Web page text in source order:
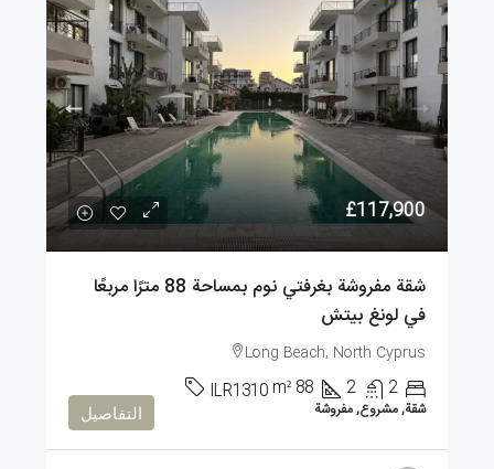
£117,900
شقة مفروشة بغرفتي نوم بمساحة 88 مترًا مربعًا
في لونغ بيتش
Long Beach, North Cyprus
2
2
88
m²
ILR1310
شقة, مشروع, مفروشة التفاصيل